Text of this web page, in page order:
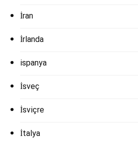
İran
İrlanda
ispanya
İsveç
İsviçre
İtalya